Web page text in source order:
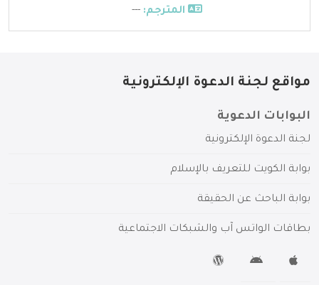
المترجم: ---
مواقع لجنة الدعوة الإلكترونية
البوابات الدعوية
لجنة الدعوة الإلكترونية
بوابة الكويت للتعريف بالإسلام
بوابة الباحث عن الحقيقة
بطاقات الواتس آب والشبكات الاجتماعية